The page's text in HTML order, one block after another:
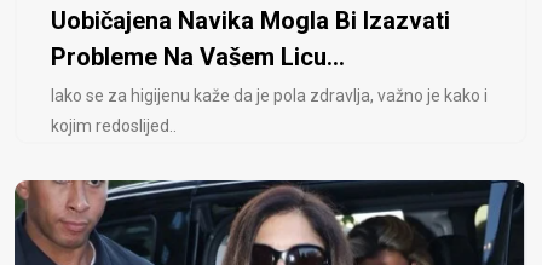
Uobičajena Navika Mogla Bi Izazvati
Probleme Na Vašem Licu...
Iako se za higijenu kaže da je pola zdravlja, važno je kako i
kojim redoslijed..